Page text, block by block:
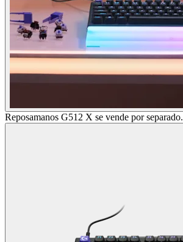
Reposamanos G512 X se vende por separado.